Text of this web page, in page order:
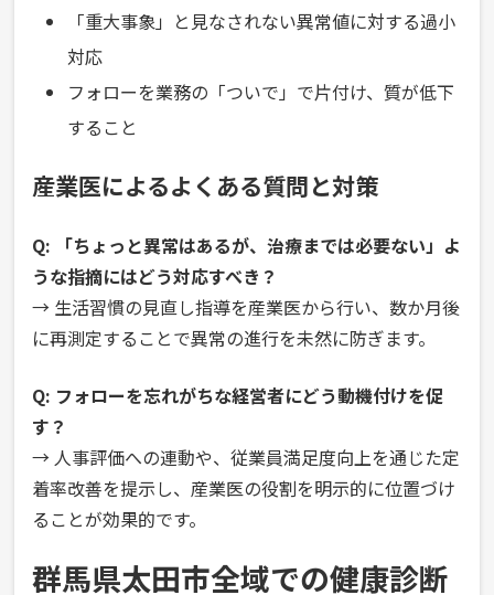
「重大事象」と見なされない異常値に対する過小
対応
フォローを業務の「ついで」で片付け、質が低下
すること
産業医によるよくある質問と対策
Q: 「ちょっと異常はあるが、治療までは必要ない」よ
うな指摘にはどう対応すべき？
→ 生活習慣の見直し指導を産業医から行い、数か月後
に再測定することで異常の進行を未然に防ぎます。
Q: フォローを忘れがちな経営者にどう動機付けを促
す？
→ 人事評価への連動や、従業員満足度向上を通じた定
着率改善を提示し、産業医の役割を明示的に位置づけ
ることが効果的です。
群馬県太田市全域での健康診断